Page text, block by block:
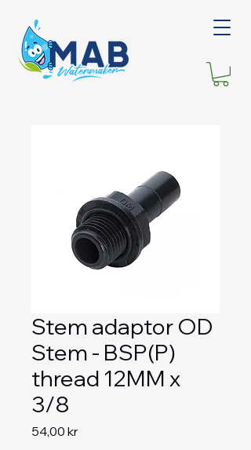
Stem adaptor OD
Stem - BSP(P)
thread 12MM x
3/8
54,00 kr